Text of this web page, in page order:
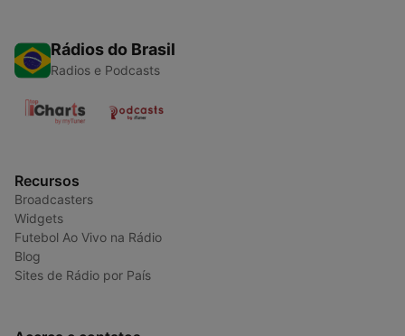
Rádios do Brasil
Radios e Podcasts
Recursos
Broadcasters
Widgets
Futebol Ao Vivo na Rádio
Blog
Sites de Rádio por País